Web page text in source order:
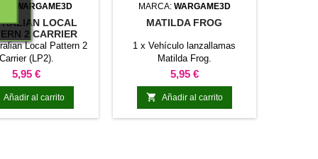
WARGAME3D
LOCAL
2 CARRIER
Local Pattern 2
Carrier (LP2).
Precio
5,95 €
Añadir al carrito
MARCA: WARGAME3D
MATILDA FROG
1 x Vehículo lanzallamas
Matilda Frog.
Precio
5,95 €
 Añadir al carrito